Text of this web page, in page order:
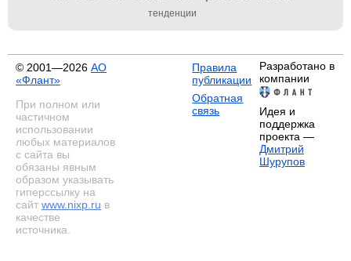
тенденции
© 2001—2026 АО
«Флант»
При полном или
частичном
использовании
любых материалов
с сайта вы
обязаны явным
образом указывать
гиперссылку на
сайт www.nixp.ru в
качестве
источника.
Правила
публикации
Обратная
связь
Разработано в
компании
Идея и
поддержка
проекта —
Дмитрий
Шурупов